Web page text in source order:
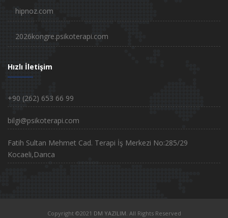
hipnoz.com
2026kongre.psikoterapi.com
Hızlı İletişim
+90 (262) 653 66 99
bilgi@psikoterapi.com
Fatih Sultan Mehmet Cad. Terapi İş Merkezi No:285/29
Kocaeli,Darıca
Copyright ©2021 DM YAZILIM. All Rights Reserved